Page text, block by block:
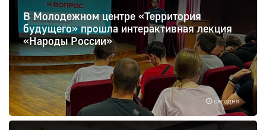
сегодня
В Молодежном центре «Территория
будущего» прошла интерактивная лекция
«Народы России»